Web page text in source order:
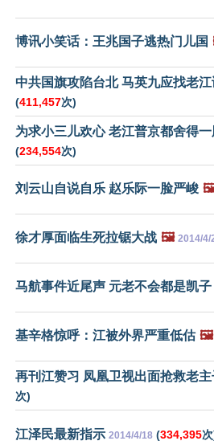
博讯小笑话：王兆国子逃热门儿国
中共国旗攻陷台北 马英九应找老
(411,457次)
为求小三儿欢心 老江普京都舍得一
(234,554次)
刘云山自说自乐 赵乐际一脸严峻
徐才厚面临生死拉锯大战 🖼️ 2014/4/
马航事件近尾声 元老不会都是凯子
基辛格惊呼：江被外界严重低估 🖼️
再刊江赞习 凤凰卫视出面抢救老主
次)
江泽民最新指示 2014/4/18 (334,395